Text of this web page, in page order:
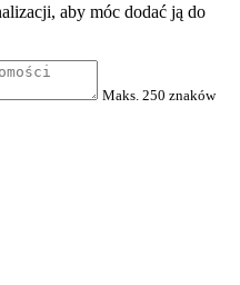
aby móc dodać ją do
Maks. 250 znaków